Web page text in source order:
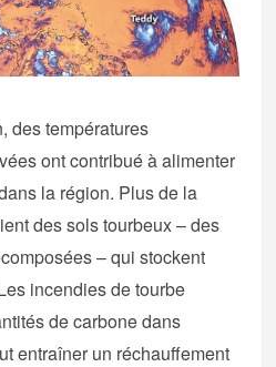
des températures
ont contribué à alimenter
la région. Plus de la
des sols tourbeux – des
– qui stockent
incendies de tourbe
de carbone dans
entraîner un réchauffement